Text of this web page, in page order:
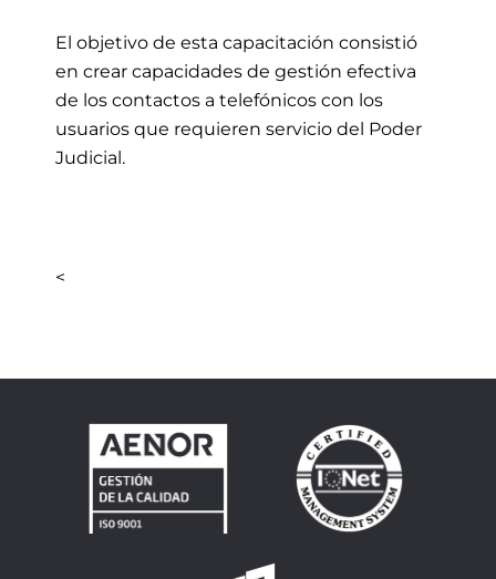
El objetivo de esta capacitación consistió
en crear capacidades de gestión efectiva
de los contactos a telefónicos con los
usuarios que requieren servicio del Poder
Judicial.
<